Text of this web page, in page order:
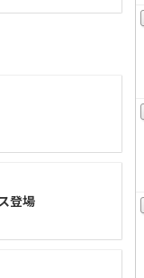
登場